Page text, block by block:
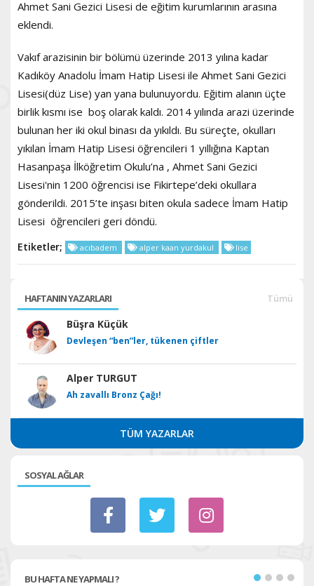
Ahmet Sani Gezici Lisesi de eğitim kurumlarının arasına
eklendi.
Vakıf arazisinin bir bölümü üzerinde 2013 yılına kadar
Kadıköy Anadolu İmam Hatip Lisesi ile Ahmet Sani Gezici
Lisesi(düz Lise) yan yana bulunuyordu. Eğitim alanın üçte
birlik kısmı ise boş olarak kaldı. 2014 yılında arazi üzerinde
bulunan her iki okul binası da yıkıldı. Bu süreçte, okulları
yıkılan İmam Hatip Lisesi öğrencileri 1 yıllığına Kaptan
Hasanpaşa İlköğretim Okulu’na , Ahmet Sani Gezici
Lisesi'nin 1200 öğrencisi ise Fikirtepe’deki okullara
gönderildi. 2015’te inşası biten okula sadece İmam Hatip
Lisesi öğrencileri geri döndü.
Etiketler; acıbadem alper kaan yurdakul lise
HAFTANIN YAZARLARI Tümü
Büşra Küçük
Devleşen “ben”ler, tükenen çiftler
Alper TURGUT
Ah zavallı Bronz Çağı!
TÜM YAZARLAR
SOSYAL AĞLAR
BU HAFTA NE YAPMALI ?